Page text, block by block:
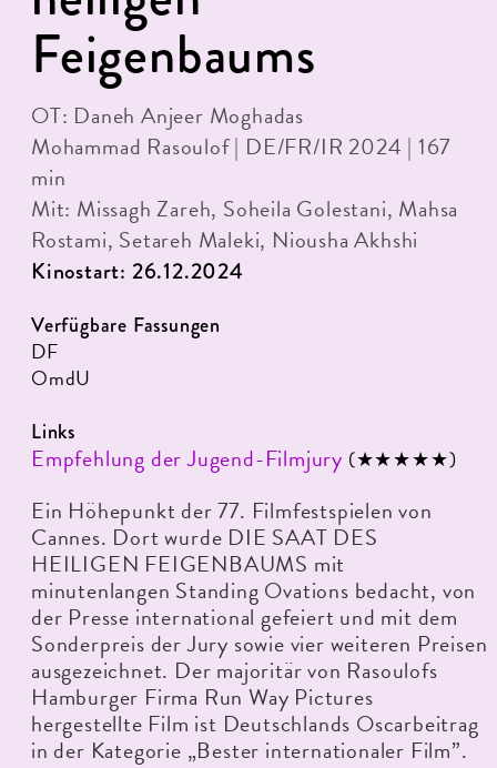
Feigenbaums
OT: Daneh Anjeer Moghadas
Mohammad Rasoulof | DE/FR/IR 2024 | 167
min
Mit: Missagh Zareh, Soheila Golestani, Mahsa
Rostami, Setareh Maleki, Niousha Akhshi
Kinostart: 26.12.2024
Verfügbare Fassungen
DF
OmdU
Links
Empfehlung der Jugend-Filmjury (★★★★★)
Ein Höhepunkt der 77. Filmfestspielen von
Cannes. Dort wurde DIE SAAT DES
HEILIGEN FEIGENBAUMS mit
minutenlangen Standing Ovations bedacht, von
der Presse international gefeiert und mit dem
Sonderpreis der Jury sowie vier weiteren Preisen
ausgezeichnet. Der majoritär von Rasoulofs
Hamburger Firma Run Way Pictures
hergestellte Film ist Deutschlands Oscarbeitrag
in der Kategorie „Bester internationaler Film”.